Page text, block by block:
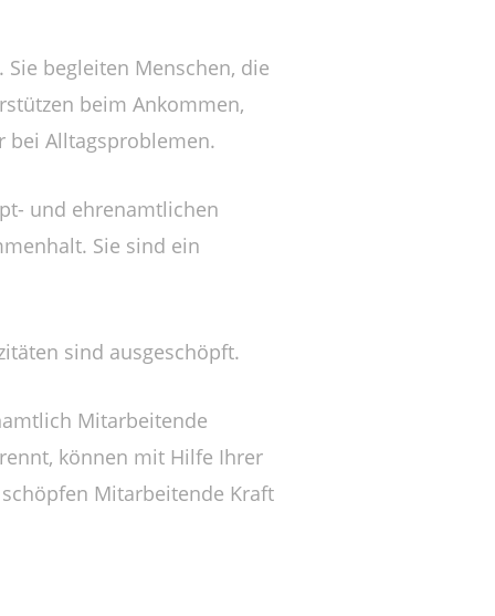
begleiten Menschen, die
beim Ankommen,
bei Alltagsproblemen.
und ehrenamtlichen
Sie sind ein
sind ausgeschöpft.
Mitarbeitende
können mit Hilfe Ihrer
Mitarbeitende Kraft